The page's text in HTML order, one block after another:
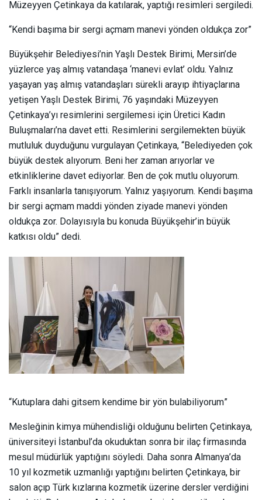
Müzeyyen Çetinkaya da katılarak, yaptığı resimleri sergiledi.
“Kendi başıma bir sergi açmam manevi yönden oldukça zor”
Büyükşehir Belediyesi’nin Yaşlı Destek Birimi, Mersin’de
yüzlerce yaş almış vatandaşa ‘manevi evlat’ oldu. Yalnız
yaşayan yaş almış vatandaşları sürekli arayıp ihtiyaçlarına
yetişen Yaşlı Destek Birimi, 76 yaşındaki Müzeyyen
Çetinkaya’yı resimlerini sergilemesi için Üretici Kadın
Buluşmaları’na davet etti. Resimlerini sergilemekten büyük
mutluluk duyduğunu vurgulayan Çetinkaya, “Belediyeden çok
büyük destek alıyorum. Beni her zaman arıyorlar ve
etkinliklerine davet ediyorlar. Ben de çok mutlu oluyorum.
Farklı insanlarla tanışıyorum. Yalnız yaşıyorum. Kendi başıma
bir sergi açmam maddi yönden ziyade manevi yönden
oldukça zor. Dolayısıyla bu konuda Büyükşehir’in büyük
katkısı oldu” dedi.
“Kutuplara dahi gitsem kendime bir yön bulabiliyorum”
Mesleğinin kimya mühendisliği olduğunu belirten Çetinkaya,
üniversiteyi İstanbul’da okuduktan sonra bir ilaç firmasında
mesul müdürlük yaptığını söyledi. Daha sonra Almanya’da
10 yıl kozmetik uzmanlığı yaptığını belirten Çetinkaya, bir
salon açıp Türk kızlarına kozmetik üzerine dersler verdiğini